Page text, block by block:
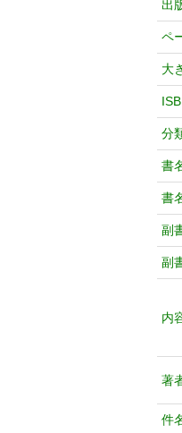
出
ペ
大
分
書
書
副
副
内
著
件